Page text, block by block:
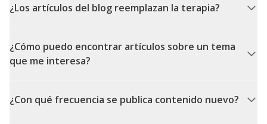
¿Los artículos del blog reemplazan la terapia?
¿Cómo puedo encontrar artículos sobre un tema
que me interesa?
¿Con qué frecuencia se publica contenido nuevo?